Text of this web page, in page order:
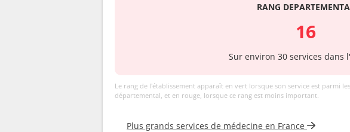
RANG
16
Sur environ 30 services dans
Le rang de l'établissement apparaît en vert lorsque son service est parmi
départemental, et en rouge, lorsque ce rang est moins important.
Plus grands services de médecine en France